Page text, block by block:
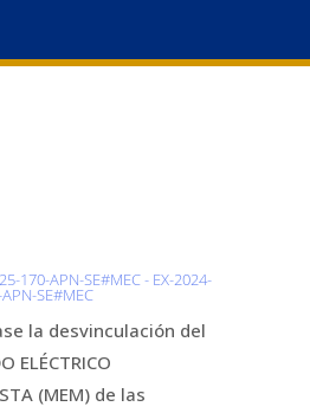
170-APN-SE#MEC - EX-2024-
SE#MEC
la desvinculación del
ELÉCTRICO
(MEM) de las